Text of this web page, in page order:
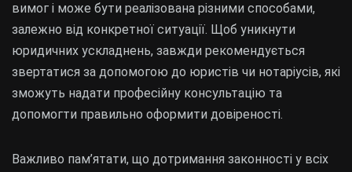
вимог і може бути реалізована різними способами,
залежно від конкретної ситуації. Щоб уникнути
юридичних ускладнень, завжди рекомендується
звертатися за допомогою до юристів чи нотаріусів, які
зможуть надати професійну консультацію та
допомогти правильно оформити довіреності.
Важливо пам’ятати, що дотримання законності у всіх